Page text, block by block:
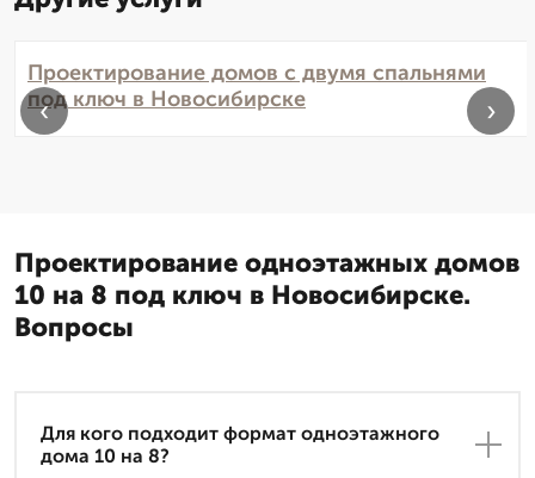
Проектирование домов с двумя спальнями
под ключ в Новосибирске
‹ ›
Проектирование одноэтажных домов
10 на 8 под ключ в Новосибирске.
Вопросы
Для кого подходит формат одноэтажного
дома 10 на 8?